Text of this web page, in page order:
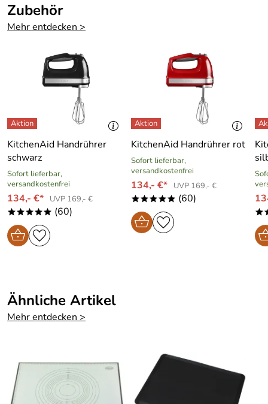
Zubehör
Mehr entdecken >
KitchenAid Handrührer
schwarz
Sofort lieferbar,
versandkostenfrei
134,- €* UVP 169,- €
***** (60)
KitchenAid Handrührer rot
Sofort lieferbar,
versandkostenfrei
134,- €* UVP 169,- €
***** (60)
Ähnliche Artikel
Mehr entdecken >